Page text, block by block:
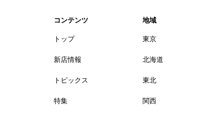
コンテンツ
トップ
新店情報
トピックス
特集
地域
東京
北海道
東北
関西